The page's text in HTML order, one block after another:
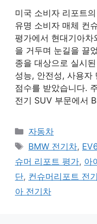
미국 소비자 리포트
유명 소비자 매체 컨
평가에서 현대기아
을 거두며 눈길을 끌
종을 대상으로 실시
성능, 안전성, 사용자
점수를 받았습니다.
전기 SUV 부문에서
Categories
자동차
Tags
BMW 전기차,
슈머 리포트 평가, 아
단, 컨슈머리포트 전
아 전기차